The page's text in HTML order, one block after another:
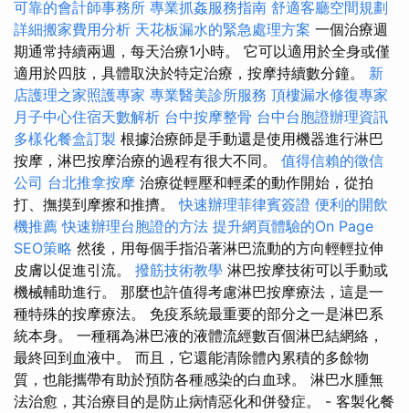
可靠的會計師事務所 專業抓姦服務指南 舒適客廳空間規劃
詳細搬家費用分析 天花板漏水的緊急處理方案 一個治療週
期通常持續兩週，每天治療1小時。 它可以適用於全身或僅
適用於四肢，具體取決於特定治療，按摩持續數分鐘。 新
店護理之家照護專家 專業醫美診所服務 頂樓漏水修復專家
月子中心住宿天數解析 台中按摩整骨 台中台胞證辦理資訊
多樣化餐盒訂製 根據治療師是手動還是使用機器進行淋巴
按摩，淋巴按摩治療的過程有很大不同。 值得信賴的徵信
公司 台北推拿按摩 治療從輕壓和輕柔的動作開始，從拍
打、撫摸到摩擦和推擠。快速辦理菲律賓簽證 便利的開飲
機推薦 快速辦理台胞證的方法 提升網頁體驗的On Page
SEO策略 然後，用每個手指沿著淋巴流動的方向輕輕拉伸
皮膚以促進引流。 撥筋技術教學 淋巴按摩技術可以手動或
機械輔助進行。 那麼也許值得考慮淋巴按摩療法，這是一
種特殊的按摩療法。 免疫系統最重要的部分之一是淋巴系
統本身。 一種稱為淋巴液的液體流經數百個淋巴結網絡，
最終回到血液中。 而且，它還能清除體內累積的多餘物
質，也能攜帶有助於預防各種感染的白血球。 淋巴水腫無
法治愈，其治療目的是防止病情惡化和併發症。 - 客製化餐